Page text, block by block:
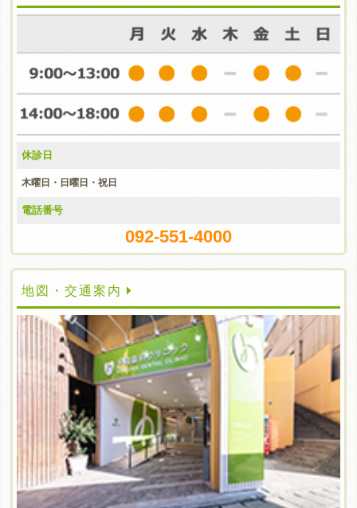
休診日
木曜日・日曜日・祝日
電話番号
092-551-4000
地図・交通案内